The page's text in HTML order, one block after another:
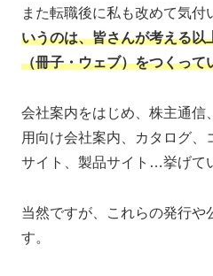
また転職後に私も改めて気付
いうのは、皆さんが考える以
（冊子・ウェブ）をつくって
会社案内をはじめ、株主通信
用向け会社案内、カタログ、
サイト、製品サイト…挙げて
当然ですが、これらの発行や
す。